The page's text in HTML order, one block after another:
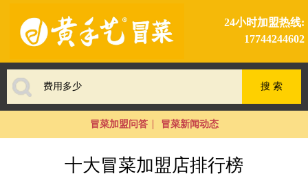
24小时加盟热线:
17744244602
冒菜加盟问答 冒菜新闻动态
十大冒菜加盟店排行榜